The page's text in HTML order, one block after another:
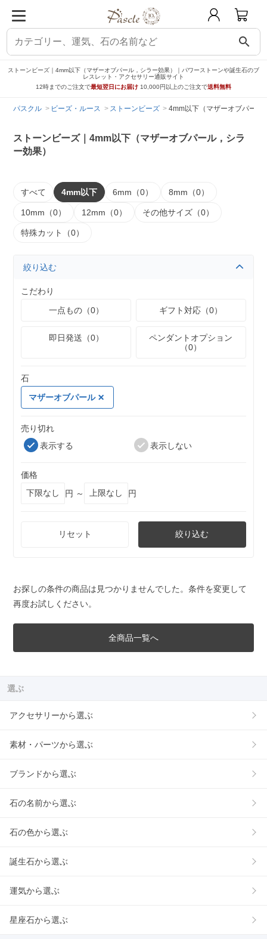
search
ストーンビーズ｜4mm以下（マザーオブパール，シラー効果）｜パワーストーンや誕生石のブ
レスレット・アクセサリー通販サイト
12時までのご注文で最短翌日にお届け 10,000円以上のご注文で送料無料
パスクル ビーズ・ルース ストーンビーズ 4mm以下（マザーオブパール
ストーンビーズ｜4mm以下（マザーオブパール，シラ
ー効果）
すべて 4mm以下 6mm（0） 8mm（0）
10mm（0） 12mm（0） その他サイズ（0）
特殊カット（0）
絞り込む
こだわり
一点もの（0）
ギフト対応（0）
即日発送（0）
ペンダントオプション
（0）
石
マザーオブパール
売り切れ
表示する
表示しない
価格
円 ～
円
リセット 絞り込む
お探しの条件の商品は見つかりませんでした。条件を変更して
再度お試しください。
全商品一覧へ
選ぶ
アクセサリーから選ぶ
素材・パーツから選ぶ
ブランドから選ぶ
石の名前から選ぶ
石の色から選ぶ
誕生石から選ぶ
運気から選ぶ
星座石から選ぶ